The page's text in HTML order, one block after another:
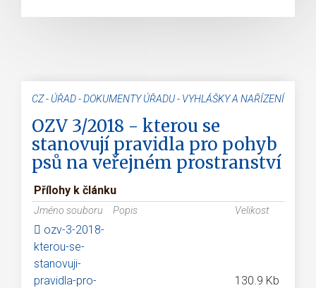
CZ- ÚŘAD-DOKUMENTY ÚŘADU- VYHLÁŠKY A NAŘÍZENÍ
OZV 3/2018 - kterou se
stanovují pravidla pro pohyb
psů na veřejném prostranství
Přílohy k článku
Jméno souboru Popis Velikost
ozv-3-2018-
kterou-se-
stanovuji-
pravidla-pro-
130.9 Kb